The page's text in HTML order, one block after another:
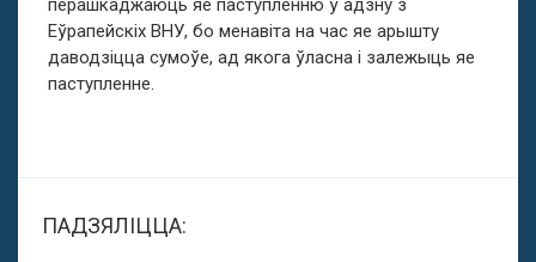
перашкаджаюць яе паступленню ў адзну з
Еўрапейскіх ВНУ, бо менавіта на час яе арышту
даводзіцца сумоўе, ад якога ўласна і залежыць яе
паступленне.
ПАДЗЯЛІЦЦА: